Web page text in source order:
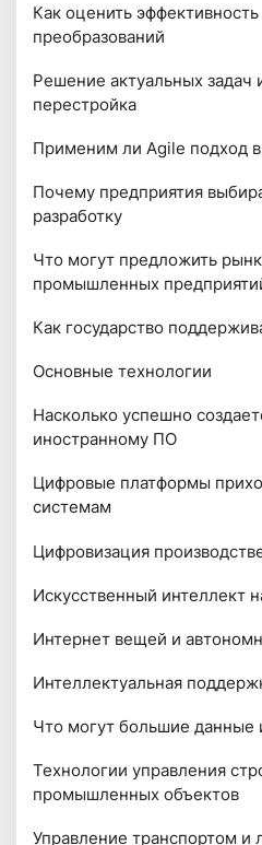
Как оценить
преобразований
Решение актуальных задач
перестройка
Применим ли Agile подход
Почему предприятия
разработку
Что могут предложить
промышленных
Как государство
Основные технологии
Насколько успешно
иностранному ПО
Цифровые платформы
системам
Цифровизация
Искусственный интеллект
Интернет вещей и
Интеллектуальная
Что могут большие данные
Технологии управления
промышленных объектов
Управление транспортом и